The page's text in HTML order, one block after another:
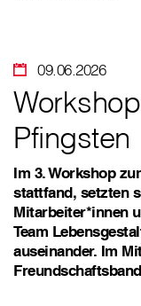
09.06.2026
Pfingsten
Im 3. Workshop
stattfand, setzten
Mitarbeiter*innen
Team
auseinander. Im